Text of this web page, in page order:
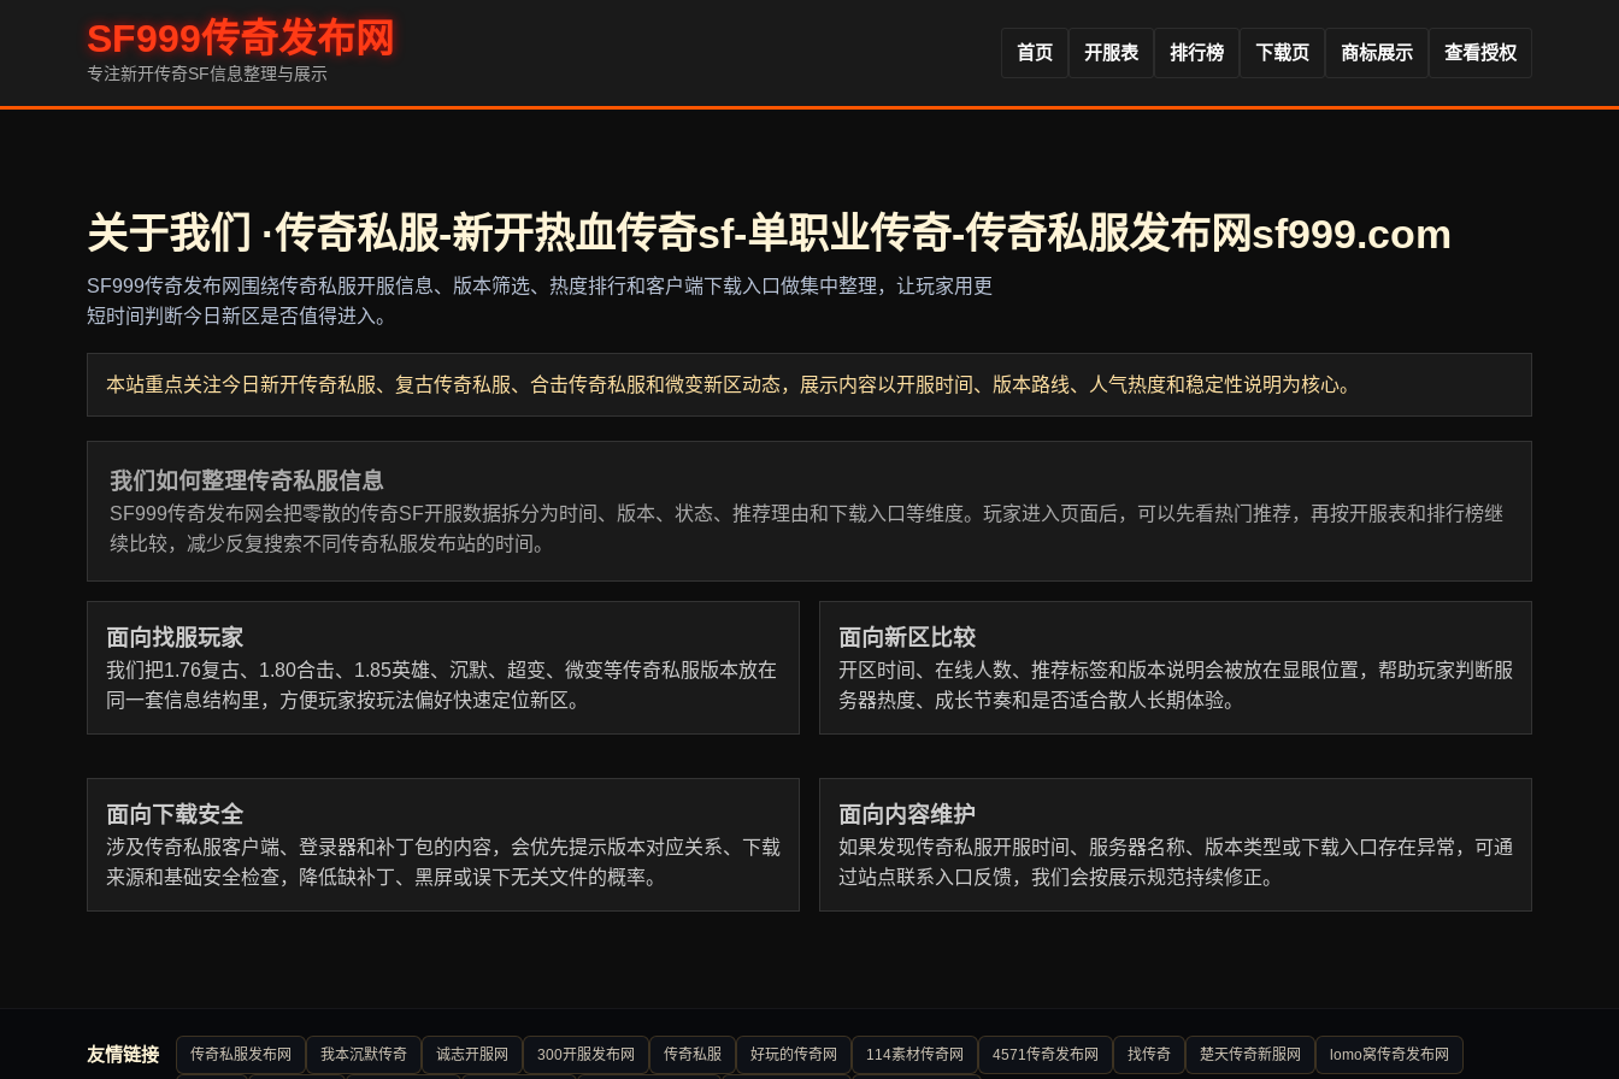
SF999传奇发布网
专注新开传奇SF信息整理与展示
首页 开服表 排行榜 下载页 商标展示 查看授权
关于我们 ·传奇私服-新开热血传奇sf-单职业传奇-传奇私服发布网sf999.com
SF999传奇发布网围绕传奇私服开服信息、版本筛选、热度排行和客户端下载入口做集中整理，让玩家用更
短时间判断今日新区是否值得进入。
本站重点关注今日新开传奇私服、复古传奇私服、合击传奇私服和微变新区动态，展示内容以开服时间、版本路线、人气热度和稳定性说明为核心。
我们如何整理传奇私服信息
SF999传奇发布网会把零散的传奇SF开服数据拆分为时间、版本、状态、推荐理由和下载入口等维度。玩家进入页面后，可以先看热门推荐，再按开服表和排行榜继
续比较，减少反复搜索不同传奇私服发布站的时间。
面向找服玩家
我们把1.76复古、1.80合击、1.85英雄、沉默、超变、微变等传奇私服版本放在
同一套信息结构里，方便玩家按玩法偏好快速定位新区。
面向新区比较
开区时间、在线人数、推荐标签和版本说明会被放在显眼位置，帮助玩家判断服
务器热度、成长节奏和是否适合散人长期体验。
面向下载安全
涉及传奇私服客户端、登录器和补丁包的内容，会优先提示版本对应关系、下载
来源和基础安全检查，降低缺补丁、黑屏或误下无关文件的概率。
面向内容维护
如果发现传奇私服开服时间、服务器名称、版本类型或下载入口存在异常，可通
过站点联系入口反馈，我们会按展示规范持续修正。
友情链接 传奇私服发布网 我本沉默传奇 诚志开服网 300开服发布网 传奇私服 好玩的传奇网 114素材传奇网 4571传奇发布网 找传奇 楚天传奇新服网 lomo窝传奇发布网